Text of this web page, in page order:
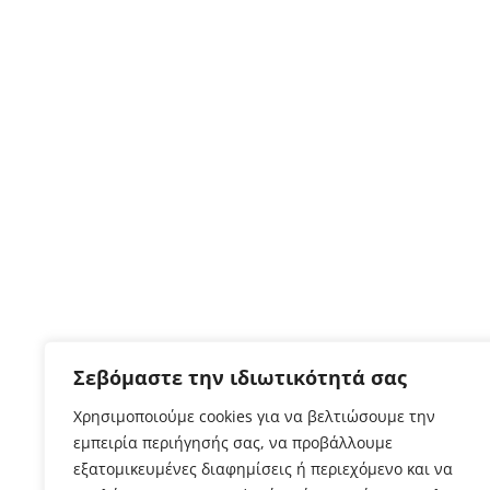
Σεβόμαστε την ιδιωτικότητά σας
Χρησιμοποιούμε cookies για να βελτιώσουμε την
εμπειρία περιήγησής σας, να προβάλλουμε
εξατομικευμένες διαφημίσεις ή περιεχόμενο και να